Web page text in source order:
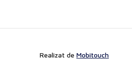
Realizat de Mobitouch